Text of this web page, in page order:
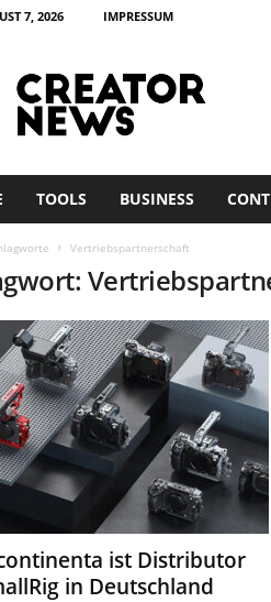
7, 2026 IMPRESSUM
TOOLS BUSINESS
Vertriebspartnerschaft
ist Distributor
in Deutschland